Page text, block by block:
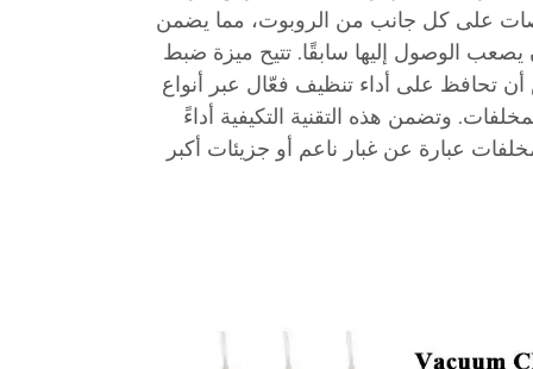
التنظيف حتى 4 بوصات على كل جانب من الروبوت، مما يضمن
الوصول إليها سابقًا. تتيح ميزة ضبط
أن تحافظ على أداء تنظيف فعّال عبر أنواع
وتضمن هذه التقنية التكيفية أداءً
عبارة عن غبار ناعم أو جزيئات أكبر